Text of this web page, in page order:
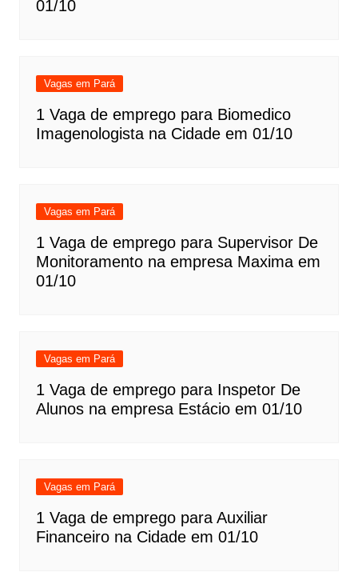
01/10
Vagas em Pará
1 Vaga de emprego para Biomedico
Imagenologista na Cidade em 01/10
Vagas em Pará
1 Vaga de emprego para Supervisor De
Monitoramento na empresa Maxima em
01/10
Vagas em Pará
1 Vaga de emprego para Inspetor De
Alunos na empresa Estácio em 01/10
Vagas em Pará
1 Vaga de emprego para Auxiliar
Financeiro na Cidade em 01/10